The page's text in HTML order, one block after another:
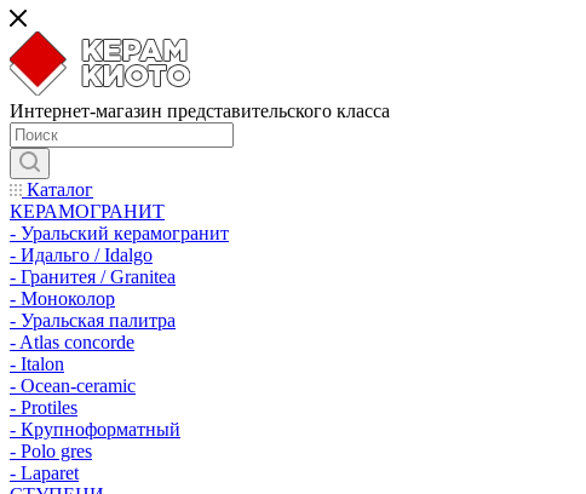
Интернет-магазин представительского класса
Каталог
КЕРАМОГРАНИТ
- Уральский керамогранит
- Идальго / Idalgo
- Гранитея / Granitea
- Моноколор
- Уральская палитра
- Atlas concorde
- Italon
- Ocean-ceramic
- Protiles
- Крупноформатный
- Polo gres
- Laparet